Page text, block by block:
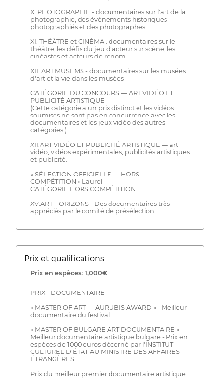
X. PHOTOGRAPHIE - documentaires sur l'art de la
photographie, des événements historiques
photographiés et des photographes.
XI. THÉÂTRE et CINÉMA : documentaires sur le
théâtre, les défis du jeu d'acteur sur scène, les
cinéastes et acteurs de renom.
XII. ART MUSEMS - documentaires sur les musées
d'art et la vie dans les musées
CATÉGORIE DU CONCOURS — ART VIDÉO ET
PUBLICITÉ ARTISTIQUE
(Cette catégorie a un prix distinct et les vidéos
soumises ne sont pas en concurrence avec les
documentaires et les jeux vidéo des autres
catégories.)
XII.ART VIDÉO ET PUBLICITÉ ARTISTIQUE — art
vidéo, vidéos expérimentales, publicités artistiques
et publicité.
« SÉLECTION OFFICIELLE — HORS
COMPÉTITION » Laurel
CATÉGORIE HORS COMPÉTITION
XV.ART HORIZONS - Des documentaires très
appréciés par le comité de présélection.
Prix ​​et qualifications
Prix ​​en espèces: 1,000€
PRIX - DOCUMENTAIRE
« MASTER OF ART — AURUBIS AWARD » - Meilleur
documentaire du festival
« MASTER OF BULGARE ART DOCUMENTAIRE » -
Meilleur documentaire artistique bulgare - Prix en
espèces de 1000 euros décerné par l'INSTITUT
CULTUREL D'ÉTAT AU MINISTRE DES AFFAIRES
ÉTRANGÈRES
Prix du meilleur premier documentaire artistique